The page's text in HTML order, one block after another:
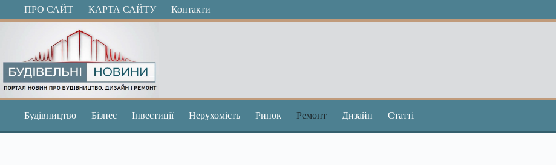
ПерейтиПРО САЙТ КАРТА САЙТУ Контакти
Будівництво Бізнес Інвестиції Нерухомість Ринок Ремонт Дизайн Статті